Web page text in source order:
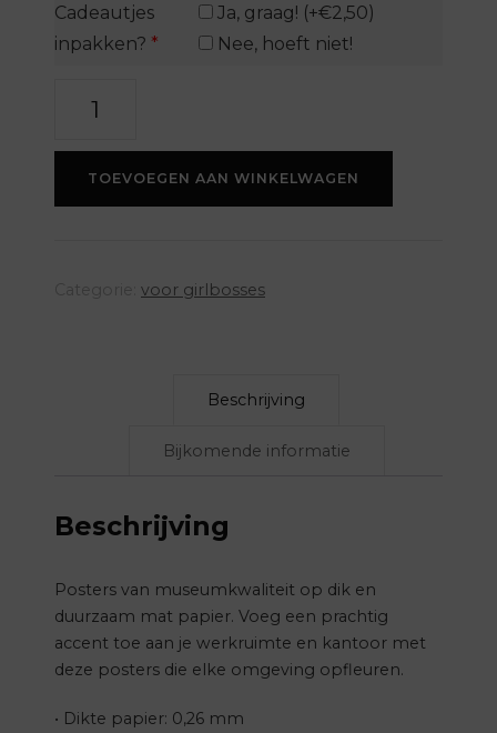
Cadeautjes
inpakken? *
Ja, graag! (+€2,50)
Nee, hoeft niet!
empire
TOEVOEGEN AAN WINKELWAGEN
voor girlbosses
Beschrijving
Bijkomende informatie
Beschrijving
Posters van museumkwaliteit op dik en
duurzaam mat papier. Voeg een prachtig
accent toe aan je werkruimte en kantoor met
deze posters die elke omgeving opfleuren.
• Dikte papier: 0,26 mm